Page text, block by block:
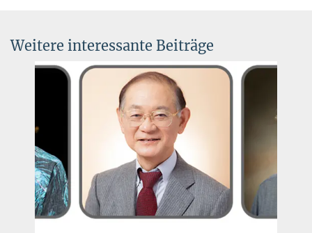
Dr. Maria Bergemann
+49 6221 528-401
Max-Planck-Institut für Astronomie, Heidelberg, Deutschland
Weitere interessante Beiträge